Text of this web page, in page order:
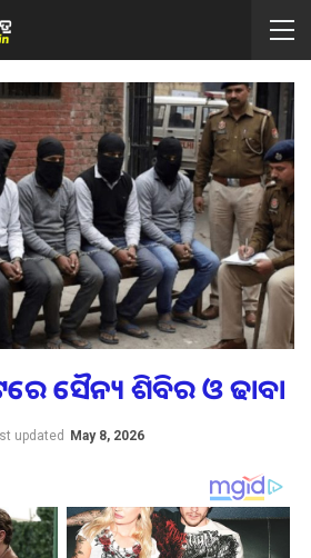
ସୈନ୍ୟ ଶିବିର ଓ ଢାବା
updated May 8, 2026